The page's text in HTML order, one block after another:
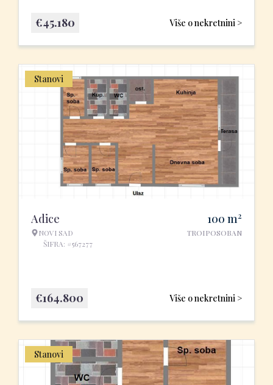
Više o nekretnini >
€45.180
Stanovi
Adice
NOVI SAD
ŠIFRA: #567277
100 m2
TROIPOSOBAN
Više o nekretnini >
€164.800
Stanovi